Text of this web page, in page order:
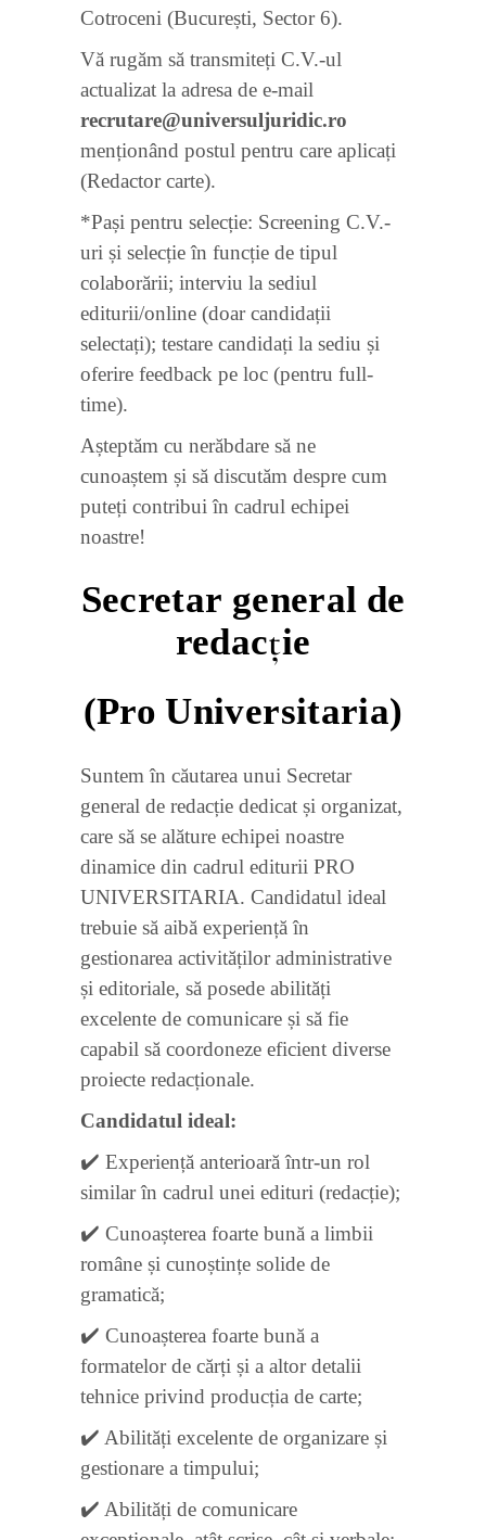
Cotroceni (București, Sector 6).
Vă rugăm să transmiteți C.V.-ul
actualizat la adresa de e-mail
recrutare@universuljuridic.ro
menționând postul pentru care aplicați
(Redactor carte).
*Pași pentru selecție: Screening C.V.-
uri și selecție în funcție de tipul
colaborării; interviu la sediul
editurii/online (doar candidații
selectați); testare candidați la sediu și
oferire feedback pe loc (pentru full-
time).
Așteptăm cu nerăbdare să ne
cunoaștem și să discutăm despre cum
puteți contribui în cadrul echipei
noastre!
Secretar general de
redacție
(Pro Universitaria)
Suntem în căutarea unui Secretar
general de redacție dedicat și organizat,
care să se alăture echipei noastre
dinamice din cadrul editurii PRO
UNIVERSITARIA. Candidatul ideal
trebuie să aibă experiență în
gestionarea activităților administrative
și editoriale, să posede abilități
excelente de comunicare și să fie
capabil să coordoneze eficient diverse
proiecte redacționale.
Candidatul ideal:
✔️ Experiență anterioară într-un rol
similar în cadrul unei edituri (redacție);
✔️ Cunoașterea foarte bună a limbii
române și cunoștințe solide de
gramatică;
✔️ Cunoașterea foarte bună a
formatelor de cărți și a altor detalii
tehnice privind producția de carte;
✔️ Abilități excelente de organizare și
gestionare a timpului;
✔️ Abilități de comunicare